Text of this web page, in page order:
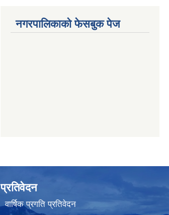
नगरपालिकाको फेसबुक पेज
प्रतिवेदन
वार्षिक प्रगति प्रतिवेदन